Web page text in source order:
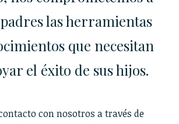
las herramientas
que necesitan
el éxito de sus hijos.
con nosotros a través de